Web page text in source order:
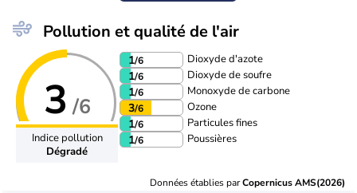
Pollution et qualité de l'air
3 /6
Indice pollution
Dégradé
1/6 Dioxyde d'azote
1/6 Dioxyde de soufre
1/6 Monoxyde de carbone
3/6 Ozone
1/6 Particules fines
1/6 Poussières
Données établies parCopernicus AMS(2026)